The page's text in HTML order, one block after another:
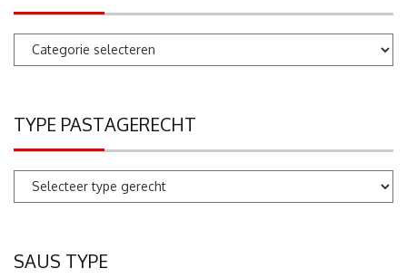
Pastarecepten
zoeken
TYPE PASTAGERECHT
SAUS TYPE